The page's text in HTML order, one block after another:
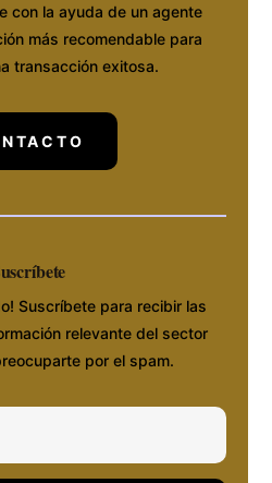
con la ayuda de un agente
más recomendable para
transacción exitosa.
Suscríbete para recibir las
relevante del sector
por el spam.